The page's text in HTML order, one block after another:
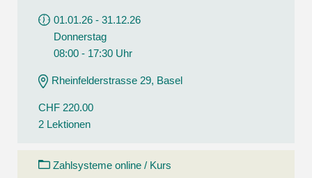
01.01.26 - 31.12.26
Donnerstag
08:00 - 17:30 Uhr
Rheinfelderstrasse 29, Basel
CHF 220.00
2 Lektionen
Zahlsysteme online / Kurs